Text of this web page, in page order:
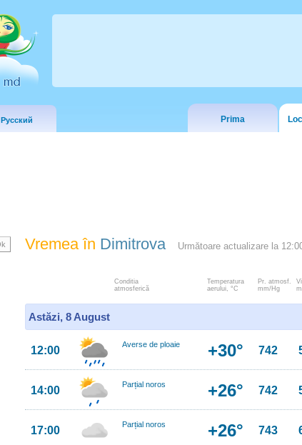
Русский Prima
Vremea în Dimitrova Următoare actualizare la
Conditia
atmosferică
Temperatura
aerului, °C
Pr. atmosf.
mm/Hg
Astăzi, 8 August
12:00 Averse de ploaie +30° 742
14:00 Parțial noros +26° 742
17:00 Parțial noros +26° 743